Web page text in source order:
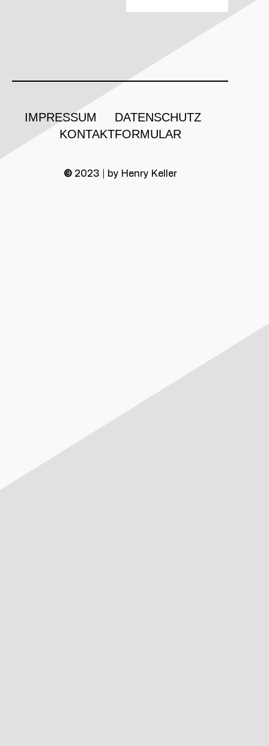
IMPRESSUM
DATENSCHUTZ
KONTAKTFORMULAR
©2023 | by Henry Keller